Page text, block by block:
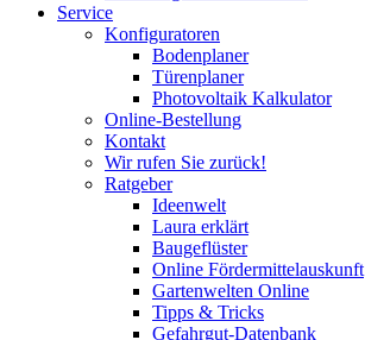
Service
Konfiguratoren
Bodenplaner
Türenplaner
Photovoltaik Kalkulator
Online-Bestellung
Kontakt
Wir rufen Sie zurück!
Ratgeber
Ideenwelt
Laura erklärt
Baugeflüster
Online Fördermittelauskunft
Gartenwelten Online
Tipps & Tricks
Gefahrgut-Datenbank